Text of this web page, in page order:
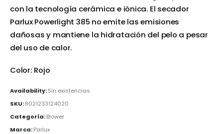
con la tecnología cerámica e iónica. El secador
Parlux Powerlight 385 no emite las emisiones
dañosas y mantiene la hidratación del pelo a pesar
del uso de calor.
Color: Rojo
Availability:Sin existencias
SKU:8021233124020
Categoría:Blower
Marca:Parlux